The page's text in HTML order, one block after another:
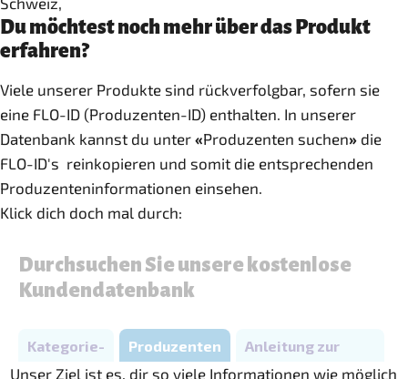
Du möchtest noch mehr über das Produkt
erfahren?
Viele unserer Produkte sind rückverfolgbar, sofern sie
eine FLO-ID (Produzenten-ID) enthalten. In unserer
Datenbank kannst du unter «Produzenten suchen» die
FLO-ID's reinkopieren und somit die entsprechenden
Produzenteninformationen einsehen.
Klick dich doch mal durch:
Unser Ziel ist es, dir so viele Informationen wie möglich